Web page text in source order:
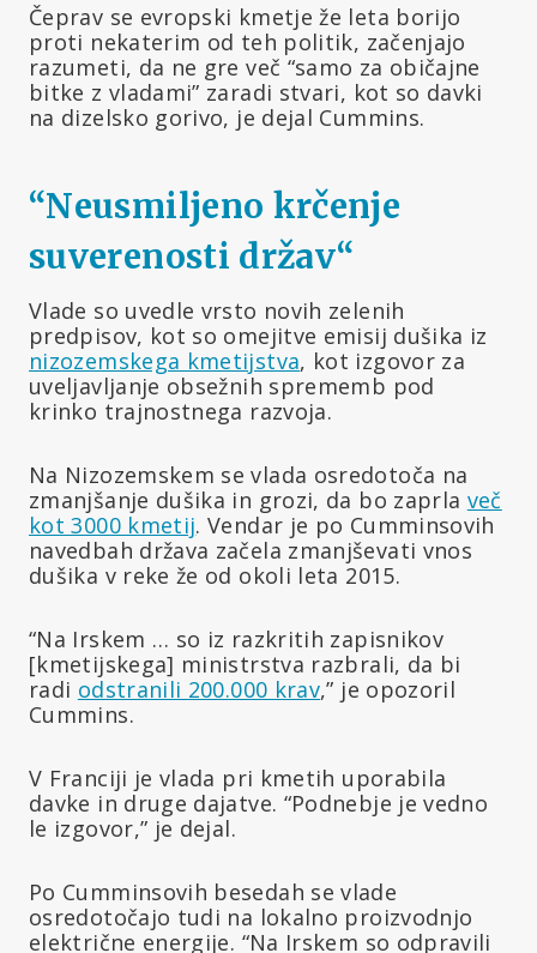
Čeprav se evropski kmetje že leta borijo
proti nekaterim od teh politik, začenjajo
razumeti, da ne gre več “samo za običajne
bitke z vladami” zaradi stvari, kot so davki
na dizelsko gorivo, je dejal Cummins.
“Neusmiljeno krčenje
suverenosti držav“
Vlade so uvedle vrsto novih zelenih
predpisov, kot so omejitve emisij dušika iz
nizozemskega kmetijstva, kot izgovor za
uveljavljanje obsežnih sprememb pod
krinko trajnostnega razvoja.
Na Nizozemskem se vlada osredotoča na
zmanjšanje dušika in grozi, da bo zaprla več
kot 3000 kmetij. Vendar je po Cumminsovih
navedbah država začela zmanjševati vnos
dušika v reke že od okoli leta 2015.
“Na Irskem … so iz razkritih zapisnikov
[kmetijskega] ministrstva razbrali, da bi
radi odstranili 200.000 krav,” je opozoril
Cummins.
V Franciji je vlada pri kmetih uporabila
davke in druge dajatve. “Podnebje je vedno
le izgovor,” je dejal.
Po Cumminsovih besedah se vlade
osredotočajo tudi na lokalno proizvodnjo
električne energije. “Na Irskem so odpravili